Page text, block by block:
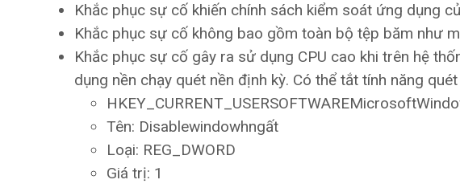
Khắc phục sự cố khiến chính sách kiểm soát ứng dụng
Khắc phục sự cố không bao gồm toàn bộ tệp băm như
Khắc phục sự cố gây ra sử dụng CPU cao khi trên hệ
dụng nền chạy quét nền định kỳ. Có thể tắt tính năng
Tên: Disablewindowhngất
Loại: REG_DWORD
Giá trị: 1